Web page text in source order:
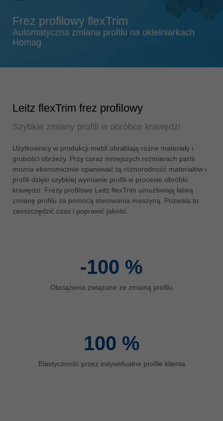
Slovenija
türkçe
USA
english
Việt Nam
tiếng việt
中国
Україна
Frez profilowy flexTrim
Automatyczna zmiana profilu na okleiniarkach
Homag
Leitz flexTrim frez profilowy
Szybkie zmiany profili w obróbce krawędzi
Użytkownicy w produkcji mebli obrabiają różne materiały i
grubości obrzeży. Przy coraz mniejszych rozmiarach partii
można ekonomicznie opanować tą różnorodność materiałów i
profili dzięki szybkiej wymianie profili w procesie obróbki
krawędzi. Frezy profilowe Leitz flexTrim umożliwiają łatwą
zmianę profilu za pomocą sterowania maszyną. Pozwala to
zaoszczędzić czas i poprawić jakość.
-100 %
Obciążenia związane ze zmianą profilu
100 %
Elastyczność przez indywidualne profile klienta